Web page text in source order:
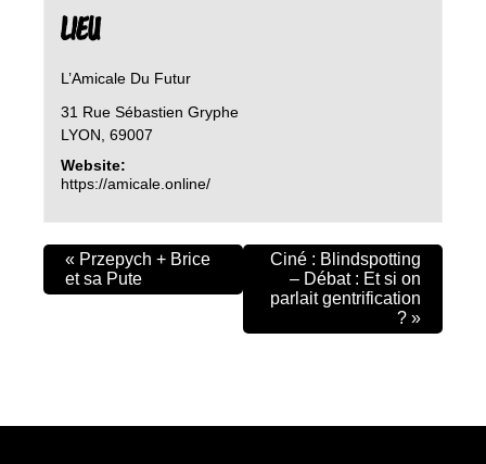
LIEU
L’Amicale Du Futur
31 Rue Sébastien Gryphe
LYON 69007
Website:
https://amicale.online/
« Przepych + Brice
et sa Pute
Ciné : Blindspotting
– Débat : Et si on
parlait gentrification
? »